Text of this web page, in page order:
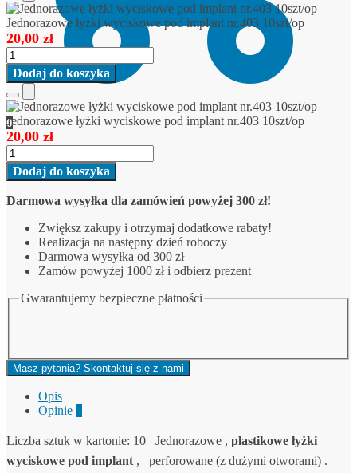
0
Add
to
Cart
Jednorazowe łyżki wyciskowe pod implant nr.403 10szt/op
20,00 zł
ilość
Jednorazowe
łyżki
wyciskowe
pod
implant
nr.403
10szt/op
Dodaj do koszyka
Add
to
Cart
Jednorazowe łyżki wyciskowe pod implant nr.403 10szt/op
20,00 zł
ilość
Jednorazowe
łyżki
wyciskowe
pod
implant
nr.403
10szt/op
Dodaj do koszyka
Darmowa wysyłka dla zamówień powyżej 300 zł!
Zwiększ zakupy i otrzymaj dodatkowe rabaty!
Realizacja na następny dzień roboczy
Darmowa wysyłka od 300 zł
Zamów powyżej 1000 zł i odbierz prezent
Gwarantujemy bezpieczne płatności
Masz pytania? Skontaktuj się z nami
Opis
Opinie
Liczba sztuk w kartonie: 10 Jednorazowe , plastikowe łyżki
wyciskowe pod implant , perforowane (z dużymi otworami) .